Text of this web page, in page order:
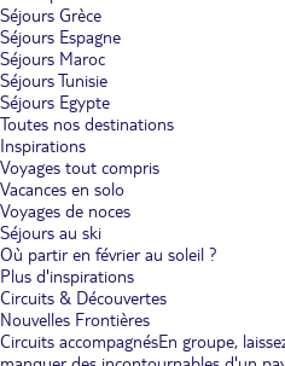
Séjours Grèce
Séjours Espagne
Séjours Maroc
Séjours Tunisie
Séjours Egypte
Toutes nos destinations
Inspirations
Voyages tout compris
Vacances en solo
Voyages de noces
Séjours au ski
Où partir en février au soleil ?
Plus d'inspirations
Circuits & Découvertes
Nouvelles Frontières
Circuits accompagnésEn groupe,